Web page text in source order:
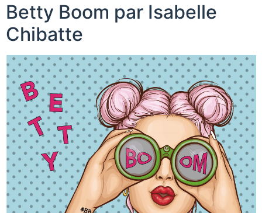
Betty Boom par Isabelle
Chibatte